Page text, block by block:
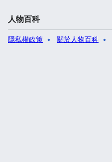
人物百科
隱私權政策 關於人物百科